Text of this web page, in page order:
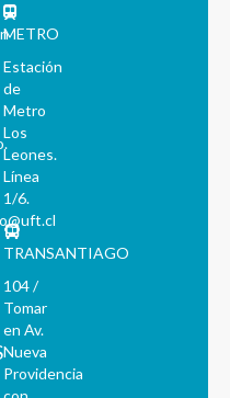
METRO
Estación
de
Metro
Los
Leones.
Línea
1/6.
TRANSANTIAGO
104 /
Tomar
en Av.
Nueva
Providencia